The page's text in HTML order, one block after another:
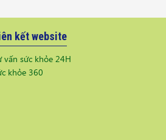
kết website
vấn sức khỏe 24H
khỏe 360